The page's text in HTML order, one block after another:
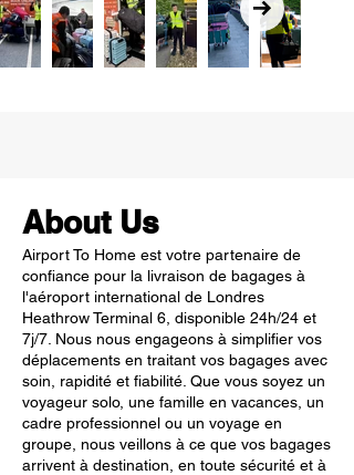
About Us
Airport To Home est votre partenaire de
confiance pour la livraison de bagages à
l'aéroport international de Londres
Heathrow Terminal 6, disponible 24h/24 et
7j/7. Nous nous engageons à simplifier vos
déplacements en traitant vos bagages avec
soin, rapidité et fiabilité. Que vous soyez un
voyageur solo, une famille en vacances, un
cadre professionnel ou un voyage en
groupe, nous veillons à ce que vos bagages
arrivent à destination, en toute sécurité et à